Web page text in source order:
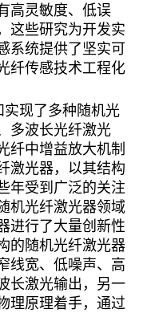
高灵敏度、低误
这些研究为开发实
系统提供了坚实可
纤传感技术工程化
实现了多种随机光
多波长光纤激光
纤中增益放大机制
激光器，以其结构
年受到广泛的关注
机光纤激光器领域
进行了大量创新性
的随机光纤激光器
线宽、低噪声、高
长激光输出，另一
理原理着手，通过